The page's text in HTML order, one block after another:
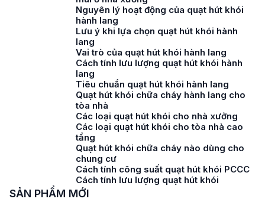
Nguyên lý hoạt động của quạt hút khói
hành lang
Lưu ý khi lựa chọn quạt hút khói hành
lang
Vai trò của quạt hút khói hành lang
Cách tính lưu lượng quạt hút khói hành
lang
Tiêu chuẩn quạt hút khói hành lang
Quạt hút khói chữa cháy hành lang cho
tòa nhà
Các loại quạt hút khói cho nhà xưởng
Các loại quạt hút khói cho tòa nhà cao
tầng
Quạt hút khói chữa cháy nào dùng cho
chung cư
Cách tính công suất quạt hút khói PCCC
Cách tính lưu lượng quạt hút khói
SẢN PHẨM MỚI